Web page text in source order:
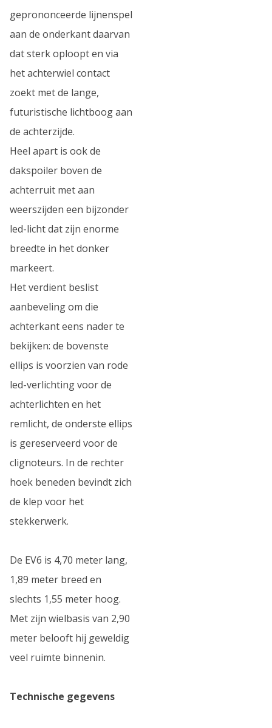
geprononceerde lijnenspel
aan de onderkant daarvan
dat sterk oploopt en via
het achterwiel contact
zoekt met de lange,
futuristische lichtboog aan
de achterzijde.
Heel apart is ook de
dakspoiler boven de
achterruit met aan
weerszijden een bijzonder
led-licht dat zijn enorme
breedte in het donker
markeert.
Het verdient beslist
aanbeveling om die
achterkant eens nader te
bekijken: de bovenste
ellips is voorzien van rode
led-verlichting voor de
achterlichten en het
remlicht, de onderste ellips
is gereserveerd voor de
clignoteurs. In de rechter
hoek beneden bevindt zich
de klep voor het
stekkerwerk.
De EV6 is 4,70 meter lang,
1,89 meter breed en
slechts 1,55 meter hoog.
Met zijn wielbasis van 2,90
meter belooft hij geweldig
veel ruimte binnenin.
Technische gegevens